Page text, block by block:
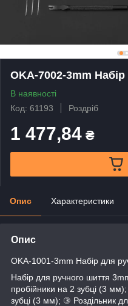
OKA-7002-3mm
В наявності
Код: 61193
Роздріб
1 477,84 ₴
Опис Характеристики
Опис
OKA-1001-3mm Набір для
Набір для ручного шиття
пробійники на 2 зубці (3
зубці (3 мм); ③ Роздільник